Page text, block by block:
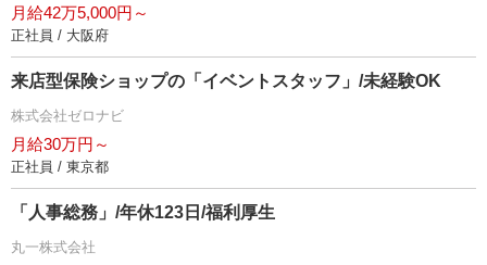
月給42万5,000円～
正社員 / 大阪府
来店型保険ショップの「イベントスタッフ」/未経験OK
株式会社ゼロナビ
月給30万円～
正社員 / 東京都
「人事総務」/年休123日/福利厚生
丸一株式会社